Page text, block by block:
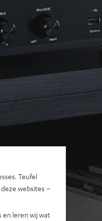
Teufel
websites –
leren wij wat